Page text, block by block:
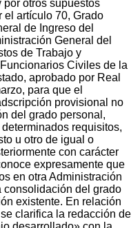
otros supuestos
el artículo 70, Grado
de Ingreso del
General del
de Trabajo y
Civiles de la
aprobado por Real
para que el
provisional no
del grado personal,
requisitos,
u otro de igual o
con carácter
expresamente que
en otra Administración
consolidación del grado
existente. En relación
clarifica la redacción de